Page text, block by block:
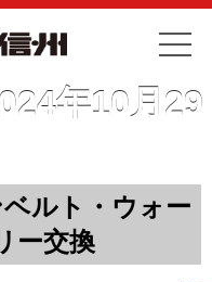
年10月29
ベルト・ウォー
ー交換